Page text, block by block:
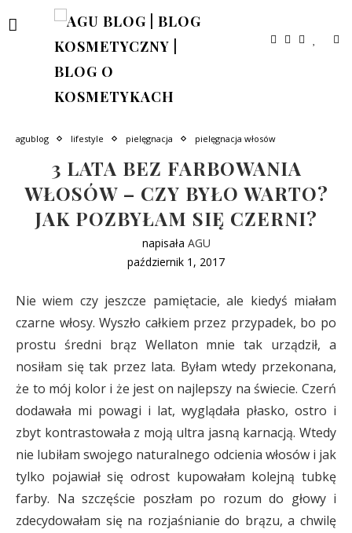
agublog lifestyle pielęgnacja pielęgnacja włosów
3 LATA BEZ FARBOWANIA
WŁOSÓW – CZY BYŁO WARTO?
JAK POZBYŁAM SIĘ CZERNI?
napisała AGU
październik 1, 2017
Nie wiem czy jeszcze pamiętacie, ale kiedyś miałam
czarne włosy. Wyszło całkiem przez przypadek, bo po
prostu średni brąz Wellaton mnie tak urządził, a
nosiłam się tak przez lata. Byłam wtedy przekonana,
że to mój kolor i że jest on najlepszy na świecie. Czerń
dodawała mi powagi i lat, wyglądała płasko, ostro i
zbyt kontrastowała z moją ultra jasną karnacją. Wtedy
nie lubiłam swojego naturalnego odcienia włosów i jak
tylko pojawiał się odrost kupowałam kolejną tubkę
farby. Na szczęście poszłam po rozum do głowy i
zdecydowałam się na rozjaśnianie do brązu, a chwilę